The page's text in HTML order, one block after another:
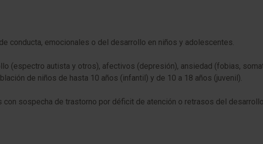
conducta, emocionales o del desarrollo en niños y adolescentes.
(espectro autista y otros), afectivos (depresión), ansiedad (fobias,
de niños de hasta 10 años (infantil) y de 10 a 18 años (juvenil).​
sospecha de trastorno por déficit de atención o retrasos del